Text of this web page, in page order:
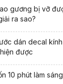
gương bị vỡ
ra sao?
dán decal
được
10 phút làm